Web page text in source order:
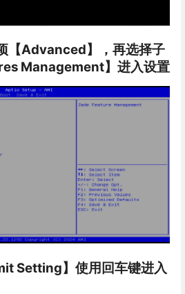
【Advanced】，再选择子
Management】进入设置
Setting】使用回车键进入